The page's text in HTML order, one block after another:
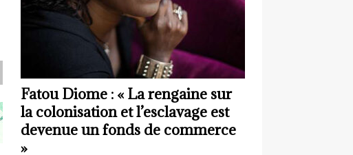
Fatou Diome : « La rengaine sur
la colonisation et l’esclavage est
devenue un fonds de commerce
»